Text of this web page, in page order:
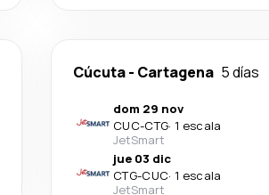
Cúcuta- Cartagena 5 días
dom 29 nov
CUC-CTG· 1 escala
JetSmart
jue 03 dic
CTG-CUC· 1 escala
JetSmart